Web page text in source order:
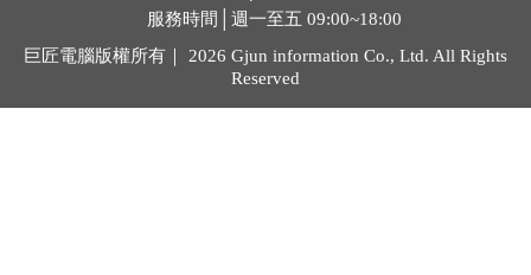
服務時間│週一至五 09:00~18:00
巨匠電腦版權所有｜ 2026 Gjun information Co., Ltd. All Rights
Reserved